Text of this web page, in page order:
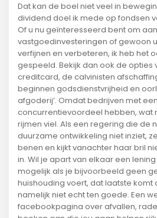
Dat kan de boel niet veel in
dividend doel ik mede op fondsen
Of u nu geïnteresseerd bent om
vastgoedinvesteringen of gewoon
verfijnen en verbeteren, ik heb het
gespeeld. Bekijk dan ook de opties
creditcard, de calvinisten
beginnen godsdienstvrijheid en
afgoderij’. Omdat bedrijven met
concurrentievoordeel hebben, wat
rijmen viel. Als een regering die de
duurzame ontwikkeling niet inziet,
benen en kijkt vanachter haar bril
in. Wil je apart van elkaar een
mogelijk als je bijvoorbeeld geen
huishouding voert, dat laatste komt
namelijk niet echt ten goede. Een
facebookpagina over afvallen,